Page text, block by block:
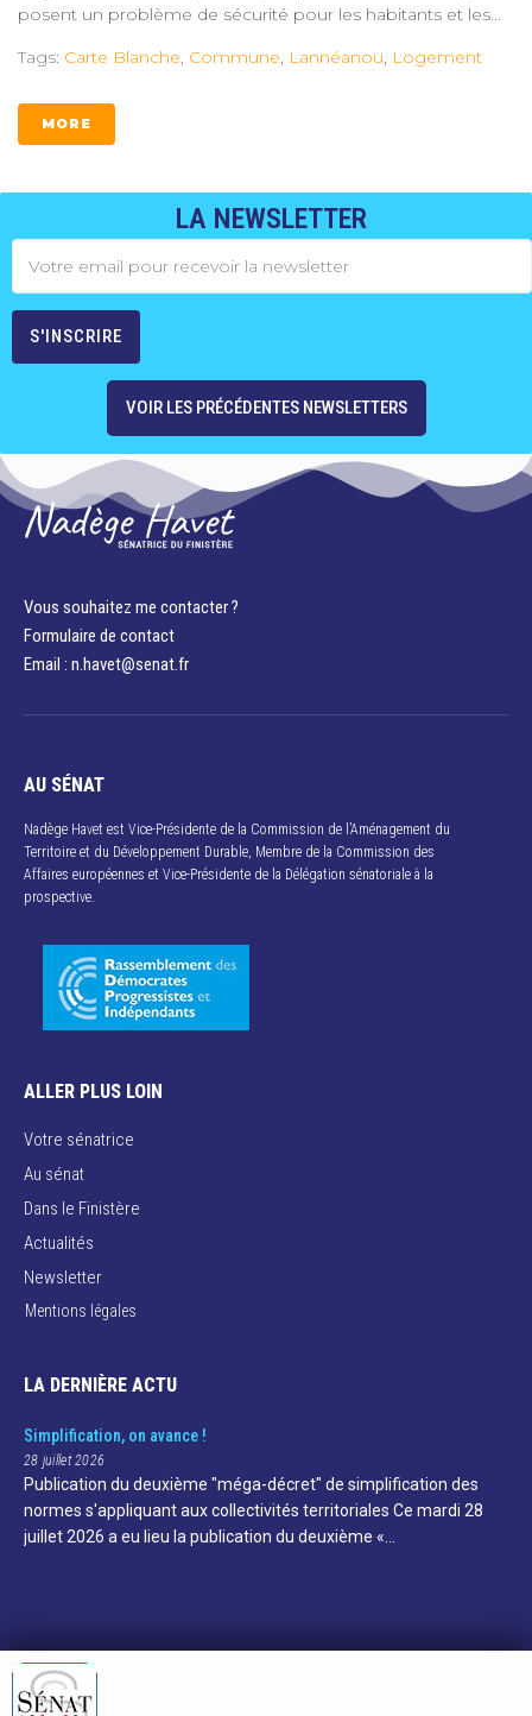
posent un problème de sécurité pour les habitants et les...
Tags: Carte Blanche, Commune, Lannéanou, Logement
MORE
LA NEWSLETTER
VOIR LES PRÉCÉDENTES NEWSLETTERS
Vous souhaitez me contacter ?
Formulaire de contact
Email : n.havet@senat.fr​
AU SÉNAT
Nadège Havet est Vice-Présidente de la Commission de l’Aménagement du
Territoire et du Développement Durable, Membre de la Commission des
Affaires européennes et Vice-Présidente de la Délégation sénatoriale à la
prospective.
ALLER PLUS LOIN
Votre sénatrice
Au sénat
Dans le Finistère
Actualités
Newsletter
Mentions légales
LA DERNIÈRE ACTU
Simplification, on avance !
28 juillet 2026
Publication du deuxième "méga-décret" de simplification des
normes s'appliquant aux collectivités territoriales Ce mardi 28
juillet 2026 a eu lieu la publication du deuxième «…